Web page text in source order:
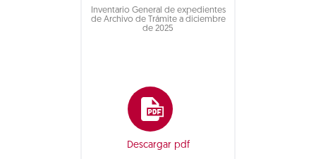
Inventario General de expedientes
de Archivo de Trámite a diciembre
de 2025
Descargar pdf